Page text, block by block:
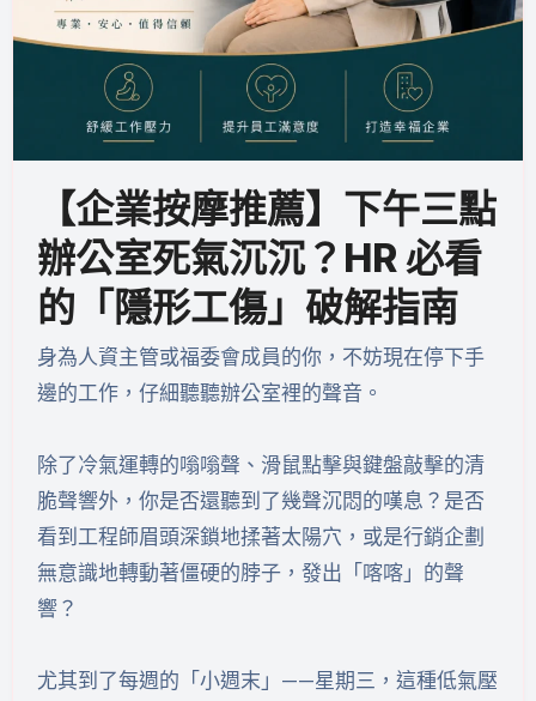
【企業按摩推薦】下午三點
辦公室死氣沉沉？HR 必看
的「隱形工傷」破解指南
身為人資主管或福委會成員的你，不妨現在停下手
邊的工作，仔細聽聽辦公室裡的聲音。
除了冷氣運轉的嗡嗡聲、滑鼠點擊與鍵盤敲擊的清
脆聲響外，你是否還聽到了幾聲沉悶的嘆息？是否
看到工程師眉頭深鎖地揉著太陽穴，或是行銷企劃
無意識地轉動著僵硬的脖子，發出「喀喀」的聲
響？
尤其到了每週的「小週末」——星期三，這種低氣壓